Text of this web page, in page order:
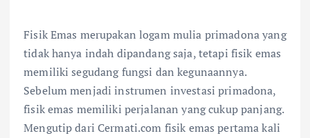
Fisik Emas merupakan logam mulia primadona yang
tidak hanya indah dipandang saja, tetapi fisik emas
memiliki segudang fungsi dan kegunaannya.
Sebelum menjadi instrumen investasi primadona,
fisik emas memiliki perjalanan yang cukup panjang.
Mengutip dari Cermati.com fisik emas pertama kali